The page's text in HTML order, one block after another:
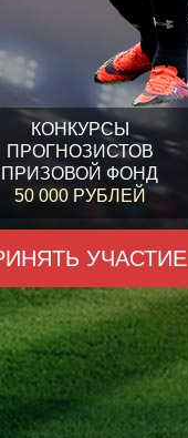
КОНКУРСЫ
ПРОГНОЗИСТОВ
ПРИЗОВОЙ ФОНД
50 000 РУБЛЕЙ
УЧАСТИЕ